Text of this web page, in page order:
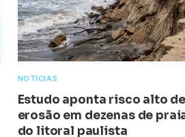
NOTÍCIAS
Estudo aponta risco alto
erosão em dezenas de
do litoral paulista